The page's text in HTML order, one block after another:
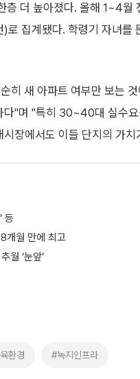
더 높아졌다. 올해 1~4월
집계됐다. 학령기 자녀를
히 새 아파트 여부만 보는
"며 "특히 30~40대 실수
장에서도 이들 단지의 가
등
개월 만에 최고
월 ‘눈앞’
환경 #녹지인프라